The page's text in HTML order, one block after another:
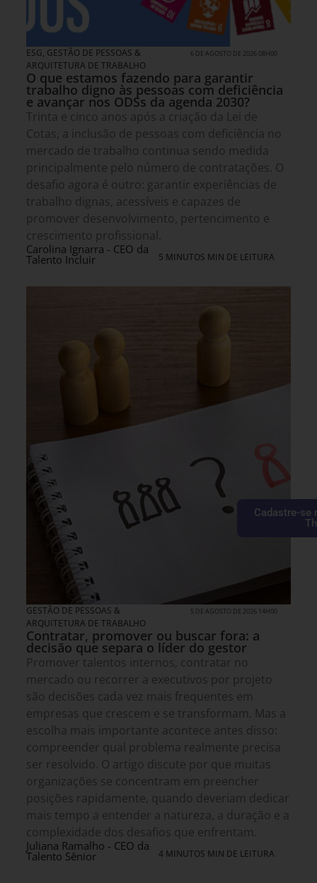
ESG, GESTÃO DE PESSOAS &
ARQUITETURA DE TRABALHO
6 DE AGOSTO DE 2026 08H00
O que estamos fazendo para garantir
trabalho digno às pessoas com deficiência
e avançar nos ODSs da agenda 2030?
Trinta e cinco anos após a criação da Lei de
Cotas, a inclusão de pessoas com deficiência no
mercado de trabalho continua sendo medida
principalmente pelo número de contratações. O
desafio agora é outro: garantir experiências de
trabalho dignas, acessíveis e capazes de
promover desenvolvimento, pertencimento e
crescimento profissional.
Carolina Ignarra - CEO da
Talento Incluir 5 MINUTOS MIN DE LEITURA
GESTÃO DE PESSOAS &
ARQUITETURA DE TRABALHO
5 DE AGOSTO DE 2026 14H00
Contratar, promover ou buscar fora: a
decisão que separa o líder do gestor
Promover talentos internos, contratar no
mercado ou recorrer a executivos por projeto
são decisões cada vez mais frequentes em
empresas que crescem e se transformam. Mas a
escolha mais importante acontece antes disso:
compreender qual problema realmente precisa
ser resolvido. O artigo discute por que muitas
organizações se concentram em preencher
posições rapidamente, quando deveriam dedicar
mais tempo a entender a natureza, a duração e a
complexidade dos desafios que enfrentam.
Juliana Ramalho - CEO da
Talento Sênior 4 MINUTOS MIN DE LEITURA
Cadastre-se